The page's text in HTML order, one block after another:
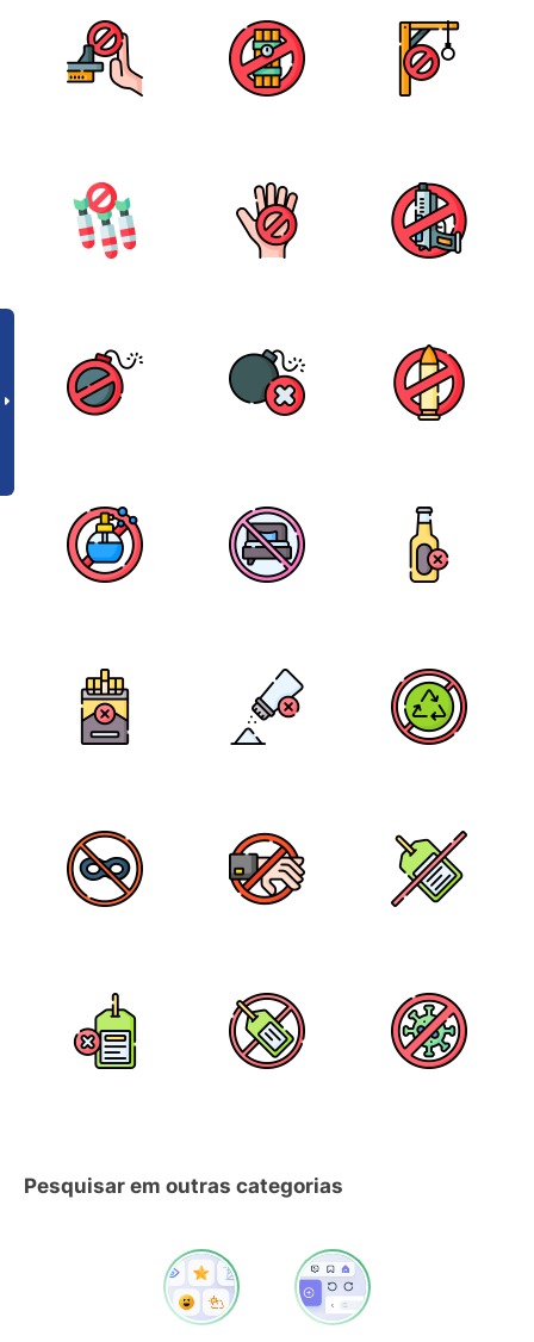
Pesquisar em outras categorias